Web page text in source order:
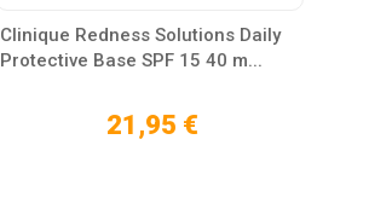
Clinique Redness Solutions Daily
Protective Base SPF 15 40 m...
21,95 €